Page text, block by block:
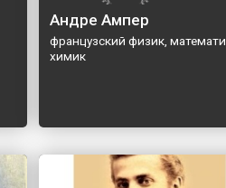
Андре Ампер
французский физик,
химик